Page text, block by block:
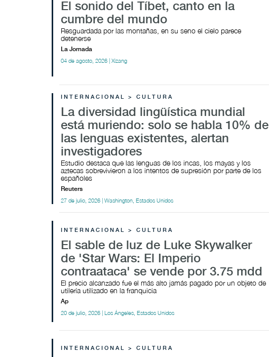
El sonido del Tíbet, canto en la
cumbre del mundo
Resguardada por las montañas, en su seno el cielo parece
detenerse
La Jornada
04 de agosto, 2026 | Xizang
INTERNACIONAL > CULTURA
La diversidad lingüística mundial
está muriendo: solo se habla 10% de
las lenguas existentes, alertan
investigadores
Estudio destaca que las lenguas de los incas, los mayas y los
aztecas sobrevivieron a los intentos de supresión por parte de los
españoles
Reuters
27 de julio, 2026 | Washington, Estados Unidos
INTERNACIONAL > CULTURA
El sable de luz de Luke Skywalker
de 'Star Wars: El Imperio
contraataca' se vende por 3.75 mdd
El precio alcanzado fue el más alto jamás pagado por un objeto de
utilería utilizado en la franquicia
Ap
20 de julio, 2026 | Los Ángeles, Estados Unidos
INTERNACIONAL > CULTURA